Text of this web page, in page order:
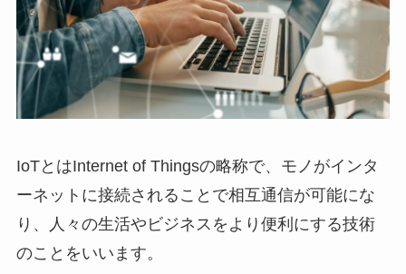
IoTとはInternet of Thingsの略称で、モノがインタ
ーネットに接続されることで相互通信が可能にな
り、人々の生活やビジネスをより便利にする技術
のことをいいます。